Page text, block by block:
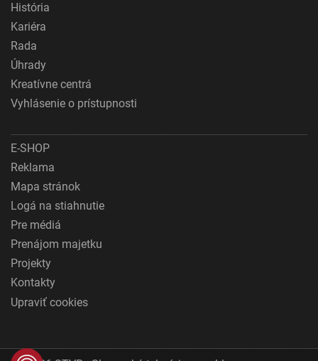
História
Kariéra
Rada
Úhrady
Kreatívne centrá
Vyhlásenie o prístupnosti
E-SHOP
Reklama
Mapa stránok
Logá na stiahnutie
Pre médiá
Prenájom majetku
Projekty
Kontakty
Upraviť cookies